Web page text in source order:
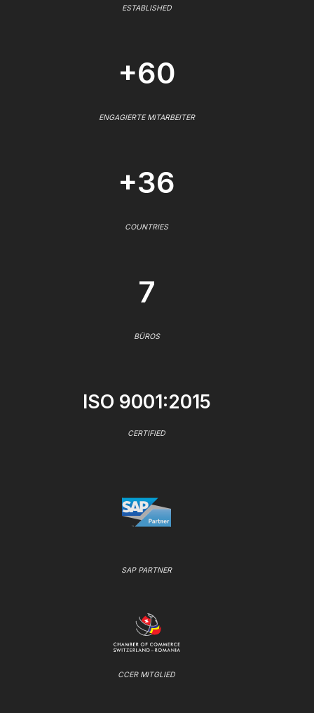
ESTABLISHED
+60
ENGAGIERTE MITARBEITER
+36
COUNTRIES
7
BÜROS
ISO 9001:2015
CERTIFIED
SAP PARTNER
CCER MITGLIED